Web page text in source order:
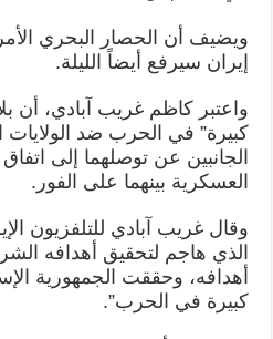
ويضيف أن الحصار البحري
إيران سيرفع أيضاً الليلة.
واعتبر كاظم غريب آبادي، أن
كبيرة” في الحرب ضد الولايات
الجانبين عن توصلهما إلى
العسكرية بينهما على الفور.
وقال غريب آبادي للتلفزيون
الذي هاجم لتحقيق أهدافه
أهدافه، وحققت الجمهورية
كبيرة في الحرب”.